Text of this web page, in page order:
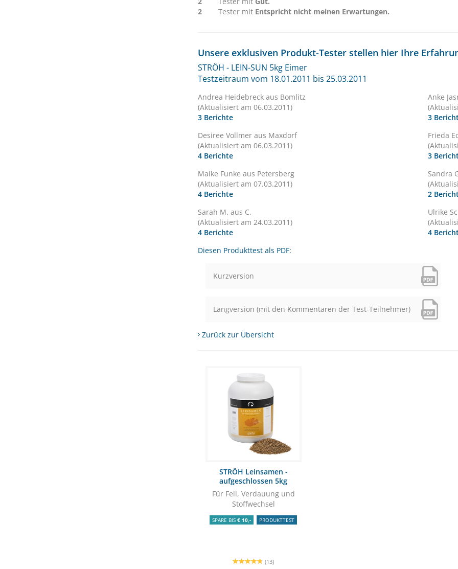
2
Tester mit Entspricht nicht meinen Erwartungen.
Unsere exklusiven Produkt-Tester stellen hier Ihre
STRÖH - LEIN-SUN 5kg Eimer
Testzeitraum vom 18.01.2011 bis 25.03.2011
Andrea Heidebreck aus Bomlitz
(Aktualisiert am 06.03.2011)
3 Berichte
Anke
3
Desiree Vollmer aus Maxdorf
(Aktualisiert am 06.03.2011)
4 Berichte
Frieda
3
Maike Funke aus Petersberg
(Aktualisiert am 07.03.2011)
4 Berichte
Sandra
2
Sarah M. aus C.
(Aktualisiert am 24.03.2011)
4 Berichte
Ulrike
4
Diesen Produkttest als PDF:
Kurzversion
Langversion (mit den Kommentaren der Test-Teilnehmer)
Zurück zur Übersicht
STRÖH Leinsamen -
aufgeschlossen 5kg
Für Fell, Verdauung und
Stoffwechsel
SPARE BIS€ 10,- PRODUKTTEST
(13)